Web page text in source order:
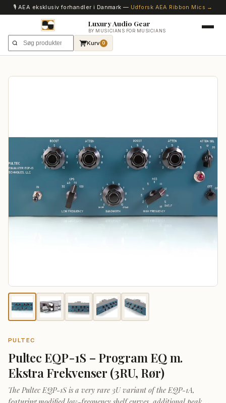
🎙️ AEA eksklusiv forhandler i Danmark — Udforsk AEA Ribbon Mics →
Luxury Audio Gear
BY MUSICIANS FOR MUSICIANS
Kurv 0
PULTEC
Pultec EQP-1S – Program EQ m.
Ekstra Frekvenser (3RU, Rør)
The Pultec EQP-1S is a very rare 3U variant of the EQP-1A,